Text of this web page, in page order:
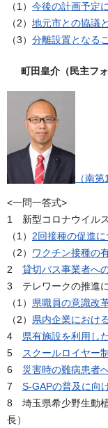
（1） 今後の計画予定
（2） 地元市との協議
（3） 分離設置となる
町田皇介（民主フォ
（南
<一問一答式>
1 新型コロナウイルス
（1） 2回接種の促進に
（2） ワクチン接種の
2 貸切バス事業者へ
3 テレワークの推進
（1） 県職員の意識改
（2） 県内企業におけ
4 県有施設を利用し
5
スクールロイヤー
6 災害時の難病患者
7 S-GAPの普及に向
8 埼玉県希少野生動
長）